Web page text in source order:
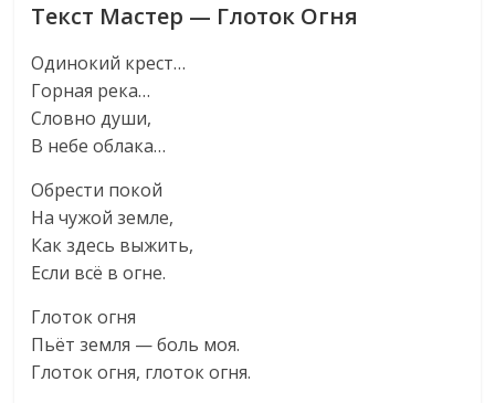
Текст Мастер — Глоток Огня
Одинокий крест…
Горная река…
Словно души,
В небе облака…
Обрести покой
На чужой земле,
Как здесь выжить,
Если всё в огне.
Глоток огня
Пьёт земля — боль моя.
Глоток огня, глоток огня.